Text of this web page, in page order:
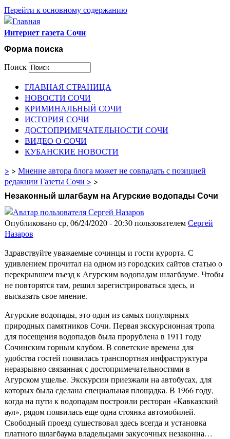
Перейти к основному содержанию
Интернет газета Сочи
Форма поиска
Поиск
ГЛАВНАЯ СТРАНИЦА
НОВОСТИ СОЧИ
КРИМИНАЛЬНЫЙ СОЧИ
ИСТОРИЯ СОЧИ
ДОСТОПРИМЕЧАТЕЛЬНОСТИ СОЧИ
ВИДЕО О СОЧИ
КУБАНСКИЕ НОВОСТИ
> > Мнение автора блога может не совпадать с позицией
редакции Газеты Сочи > >
Незаконный шлагбаум на Агурские водопады Сочи
Опубликовано ср, 06/24/2020 - 20:30 пользователемСергей
Назаров
Здравствуйте уважаемые сочинцы и гости курорта. С
удивлением прочитал на одном из городских сайтов статью о
перекрывшем въезд к Агурским водопадам шлагбауме. Чтобы
не повторятся там, решил зарегистрироваться здесь, и
высказать свое мнение.
Агурские водопады, это один из самых популярных
природных памятников Сочи. Первая экскурсионная тропа
для посещения водопадов была прорублена в 1911 году
Сочинским горным клубом. В советские времена для
удобства гостей появилась транспортная инфраструктура
неразрывно связанная с достопримечательностями в
Агурском ущелье. Экскурсии приезжали на автобусах, для
которых была сделана специальная площадка. В 1966 году,
когда на пути к водопадам построили ресторан «Кавказский
аул», рядом появилась еще одна стоянка автомобилей.
Свободный проезд существовал здесь всегда и установка
платного шлагбаума владельцами закусочных незаконна…